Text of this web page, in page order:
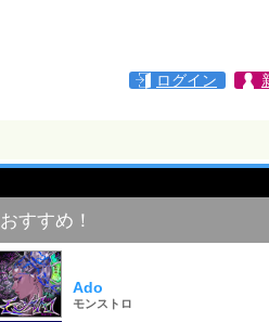
ログイン
おすすめ！
Ado
モンストロ